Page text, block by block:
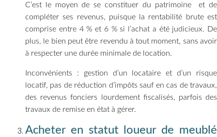
C’est le moyen de se constituer du patrimoine et de
compléter ses revenus, puisque la rentabilité brute est
comprise entre 4 % et 6 % si l’achat a été judicieux. De
plus, le bien peut être revendu à tout moment, sans avoir
à respecter une durée minimale de location.
Inconvénients : gestion d’un locataire et d’un risque
locatif, pas de réduction d’impôts sauf en cas de travaux,
des revenus fonciers lourdement fiscalisés, parfois des
travaux de remise en état à gérer.
Acheter en statut loueur de meublé